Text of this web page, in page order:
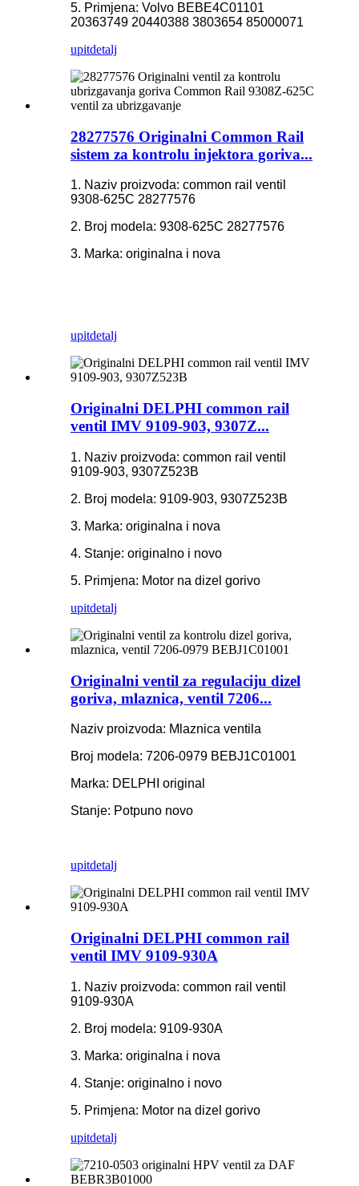
5. Primjena: Volvo BEBE4C01101
20363749 20440388 3803654 85000071
upitdetalj
28277576 Originalni Common Rail
sistem za kontrolu injektora goriva...
1. Naziv proizvoda: common rail ventil
9308-625C 28277576
2. Broj modela: 9308-625C 28277576
3. Marka: originalna i nova
upitdetalj
Originalni DELPHI common rail
ventil IMV 9109-903, 9307Z...
1. Naziv proizvoda: common rail ventil
9109-903, 9307Z523B
2. Broj modela: 9109-903, 9307Z523B
3. Marka: originalna i nova
4. Stanje: originalno i novo
5. Primjena: Motor na dizel gorivo
upitdetalj
Originalni ventil za regulaciju dizel
goriva, mlaznica, ventil 7206...
Naziv proizvoda: Mlaznica ventila
Broj modela: 7206-0979 BEBJ1C01001
Marka: DELPHI original
Stanje: Potpuno novo
upitdetalj
Originalni DELPHI common rail
ventil IMV 9109-930A
1. Naziv proizvoda: common rail ventil
9109-930A
2. Broj modela: 9109-930A
3. Marka: originalna i nova
4. Stanje: originalno i novo
5. Primjena: Motor na dizel gorivo
upitdetalj